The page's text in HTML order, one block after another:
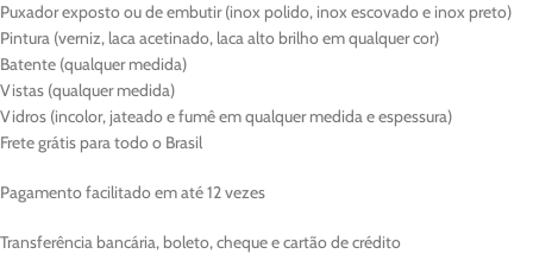
Puxador exposto ou de embutir (inox polido, inox escovado e inox preto)
Pintura (verniz, laca acetinado, laca alto brilho em qualquer cor)
Batente (qualquer medida)
Vistas (qualquer medida)
Vidros (incolor, jateado e fumê em qualquer medida e espessura)
Frete grátis para todo o Brasil
Pagamento facilitado em até 12 vezes
Transferência bancária, boleto, cheque e cartão de crédito